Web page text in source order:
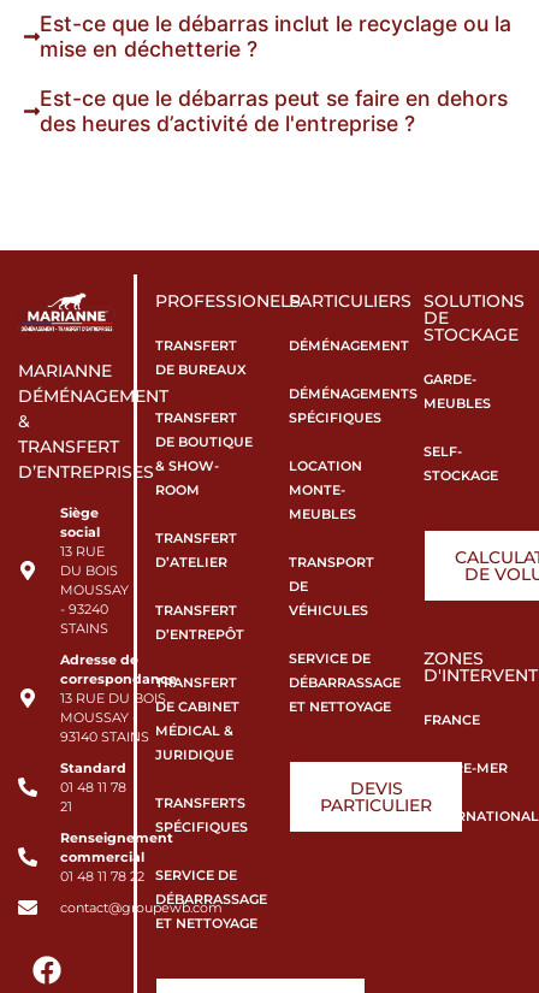
Est-ce que le débarras inclut le recyclage ou la
mise en déchetterie ?
Est-ce que le débarras peut se faire en dehors
des heures d’activité de l'entreprise ?
MARIANNE
DÉMÉNAGEMENT
&
TRANSFERT
D’ENTREPRISES
Siège
social
13 RUE
DU BOIS
MOUSSAY
- 93240
STAINS
Adresse de
correspondance
13 RUE DU BOIS
MOUSSAY -
93140 STAINS
Standard
01 48 11 78
21
Renseignement
commercial
01 48 11 78 22
contact@groupewb.com
PROFESSIONELS
TRANSFERT
DE BUREAUX
TRANSFERT
DE BOUTIQUE
& SHOW-
ROOM
TRANSFERT
D’ATELIER
TRANSFERT
D’ENTREPÔT
TRANSFERT
DE CABINET
MÉDICAL &
JURIDIQUE
TRANSFERTS
SPÉCIFIQUES
SERVICE DE
DÉBARRASSAGE
ET NETTOYAGE
PARTICULIERS
DÉMÉNAGEMENT
DÉMÉNAGEMENTS
SPÉCIFIQUES
LOCATION
MONTE-
MEUBLES
TRANSPORT
DE
VÉHICULES
SERVICE DE
DÉBARRASSAGE
ET NETTOYAGE
DEVIS
PARTICULIER
SOLUTIONS
DE
STOCKAGE
GARDE-
MEUBLES
SELF-
STOCKAGE
DE
ZONES
FRANCE
OUTRE-MER
INTERNATIONAL